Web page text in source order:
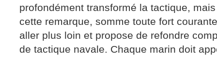
profondément transformé la tactique,
cette remarque, somme toute fort
aller plus loin et propose de refondre
de tactique navale. Chaque marin doit